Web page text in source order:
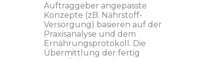
Auftraggeber angepasste
Konzepte (zB. Nährstoff-
Versorgung) basieren auf der
Praxisanalyse und dem
Ernährungsprotokoll. Die
Übermittlung der fertig